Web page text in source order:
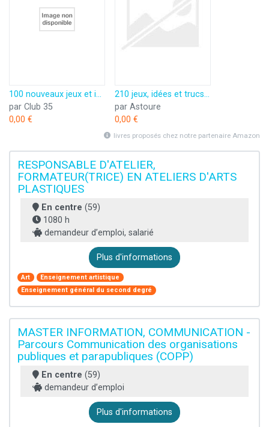
100 nouveaux jeux et idées pour animer mariages, banquets, soirées privées (Anim)
par Club 35
0,00 €
210 jeux, idées et trucs pour animer - mariages, banquets, soirées privées, goûters d'enfants
par Astoure
0,00 €
livres proposés chez notre partenaire Amazon
RESPONSABLE D'ATELIER,
FORMATEUR(TRICE) EN ATELIERS D'ARTS
PLASTIQUES
En centre (59)
1080 h
demandeur d’emploi, salarié
Plus d'informations
Art
Enseignement artistique
Enseignement général du second degré
MASTER INFORMATION, COMMUNICATION -
Parcours Communication des organisations
publiques et parapubliques (COPP)
En centre (59)
demandeur d’emploi
Plus d'informations